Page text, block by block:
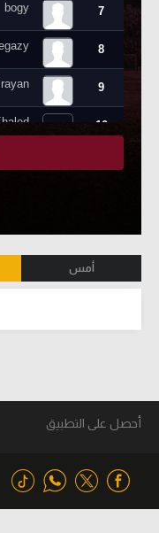
أمس
أحصل على التطبيق